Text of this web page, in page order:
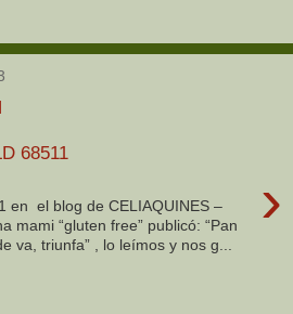
68511
›
en el blog de CELIAQUINES –
mami “gluten free” publicó: “Pan
va, triunfa” , lo leímos y nos g...